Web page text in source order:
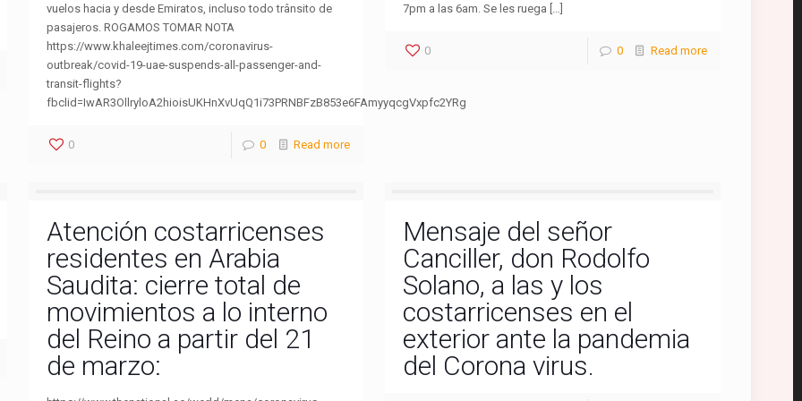
vuelos hacia y desde Emiratos, incluso todo trânsito de
pasajeros. ROGAMOS TOMAR NOTA
https://www.khaleejtimes.com/coronavirus-
outbreak/covid-19-uae-suspends-all-passenger-and-
transit-flights?
fbclid=IwAR3OllryloA2hioisUKHnXvUqQ1i73PRNBFzB853e6FAmyyqcgVxpfc2YRg
0 0 Read more
7pm a las 6am. Se les ruega […]
0 0 Read more
Atención costarricenses
residentes en Arabia
Saudita: cierre total de
movimientos a lo interno
del Reino a partir del 21
de marzo:
Mensaje del señor
Canciller, don Rodolfo
Solano, a las y los
costarricenses en el
exterior ante la pandemia
del Corona virus.